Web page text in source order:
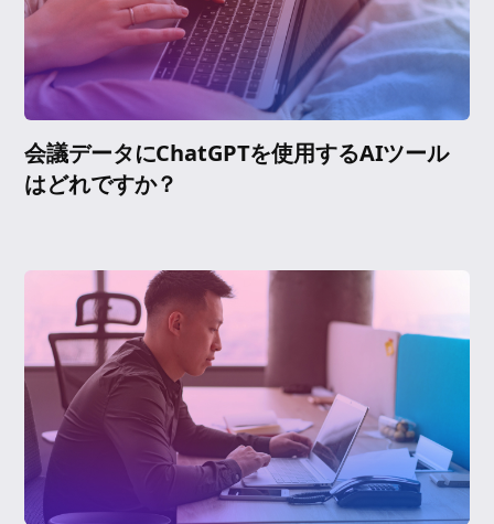
会議データにChatGPTを使用するAIツール
はどれですか？